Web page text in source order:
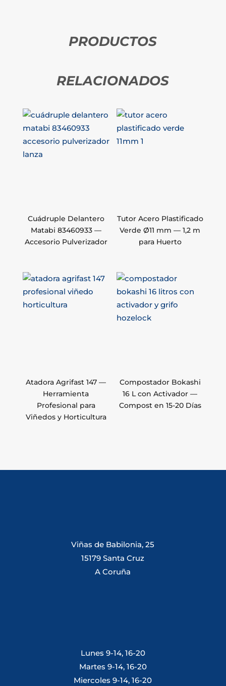
PRODUCTOS
RELACIONADOS
Cuádruple Delantero
Matabi 83460933 —
Accesorio Pulverizador
Tutor Acero Plastificado
Verde Ø11 mm — 1,2 m
para Huerto
Atadora Agrifast 147 —
Herramienta
Profesional para
Viñedos y Horticultura
Compostador Bokashi
16 L con Activador —
Compost en 15-20 Días
Viñas de Babilonia, 25
15179 Santa Cruz
A Coruña
Lunes 9-14, 16-20
Martes 9-14, 16-20
Miercoles 9-14, 16-20